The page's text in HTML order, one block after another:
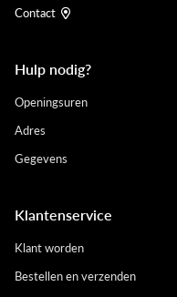
Contact
Hulp nodig?
Openingsuren
Adres
Gegevens
Klantenservice
Klant worden
Bestellen en verzenden